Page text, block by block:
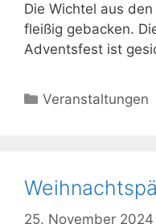
Die Wichtel aus
fleißig gebacken.
Adventsfest ist
Kategorien
Veranstaltungen
25. November 2024